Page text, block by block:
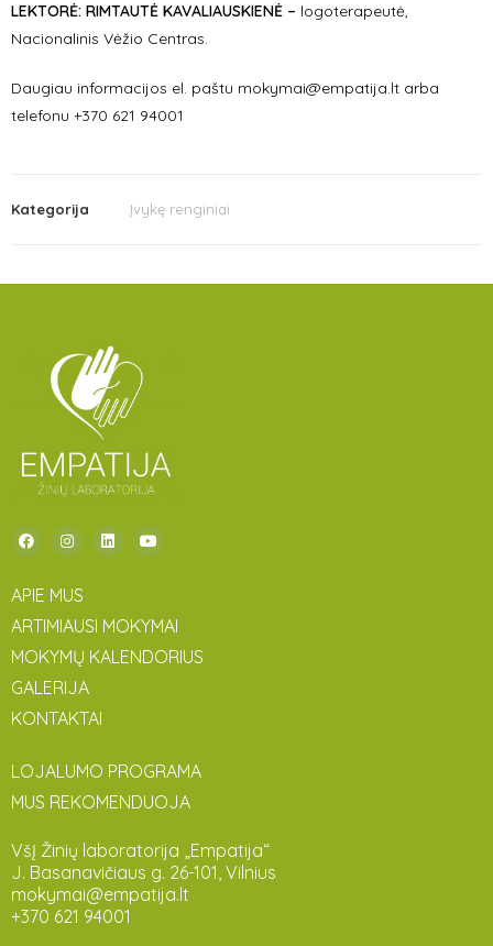
LEKTORĖ: RIMTAUTĖ KAVALIAUSKIENĖ – logoterapeutė,
Nacionalinis Vėžio Centras.
Daugiau informacijos el. paštu mokymai@empatija.lt arba
telefonu +370 621 94001
Kategorija Įvykę renginiai
APIE MUS
ARTIMIAUSI MOKYMAI
MOKYMŲ KALENDORIUS
GALERIJA
KONTAKTAI
LOJALUMO PROGRAMA
MUS REKOMENDUOJA
VšĮ Žinių laboratorija „Empatija“
J. Basanavičiaus g. 26-101, Vilnius
mokymai@empatija.lt
+370 621 94001